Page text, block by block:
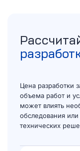
Цена разработки
объема работ и
может влиять
обследования
технических